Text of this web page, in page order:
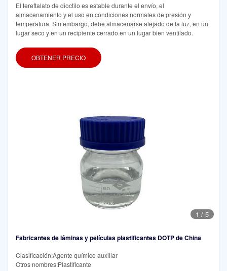
El tereftalato de dioctilo es estable durante el envío, el
almacenamiento y el uso en condiciones normales de presión y
temperatura. Sin embargo, debe almacenarse alejado de la luz, en un
lugar seco y en un recipiente cerrado en un lugar bien ventilado.
OBTENER PRECIO
1 / 5
Fabricantes de láminas y películas plastificantes DOTP de China
Clasificación:Agente químico auxiliar
Otros nombres:Plastificante